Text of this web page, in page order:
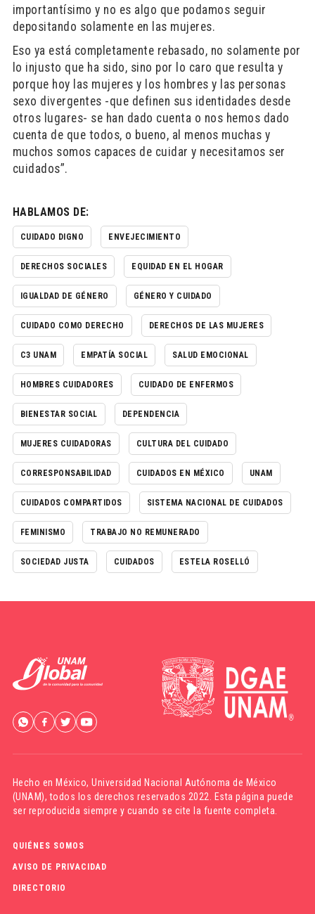
importantísimo y no es algo que podamos seguir
depositando solamente en las mujeres.
Eso ya está completamente rebasado, no solamente por
lo injusto que ha sido, sino por lo caro que resulta y
porque hoy las mujeres y los hombres y las personas
sexo divergentes -que definen sus identidades desde
otros lugares- se han dado cuenta o nos hemos dado
cuenta de que todos, o bueno, al menos muchas y
muchos somos capaces de cuidar y necesitamos ser
cuidados”.
HABLAMOS DE:
CUIDADO DIGNO ENVEJECIMIENTO
DERECHOS SOCIALES EQUIDAD EN EL HOGAR
IGUALDAD DE GÉNERO GÉNERO Y CUIDADO
CUIDADO COMO DERECHO DERECHOS DE LAS MUJERES
C3 UNAM EMPATÍA SOCIAL SALUD EMOCIONAL
HOMBRES CUIDADORES CUIDADO DE ENFERMOS
BIENESTAR SOCIAL DEPENDENCIA
MUJERES CUIDADORAS CULTURA DEL CUIDADO
CORRESPONSABILIDAD CUIDADOS EN MÉXICO UNAM
CUIDADOS COMPARTIDOS SISTEMA NACIONAL DE CUIDADOS
FEMINISMO TRABAJO NO REMUNERADO
SOCIEDAD JUSTA CUIDADOS ESTELA ROSELLÓ
Hecho en México,Universidad Nacional Autónoma de México
(UNAM), todos los derechos reservados 2022. Esta página puede
ser reproducida siempre y cuando se cite la fuente completa.
QUIÉNES SOMOS
AVISO DE PRIVACIDAD
DIRECTORIO